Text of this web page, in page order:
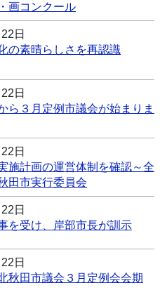
画コンクール
日
の素晴らしさを再認識
日
ら３月定例市議会が始まりま
日
施計画の運営体制を確認～全
田市実行委員会
日
を受け、岸部市長が訓示
日
秋田市議会３月定例会会期